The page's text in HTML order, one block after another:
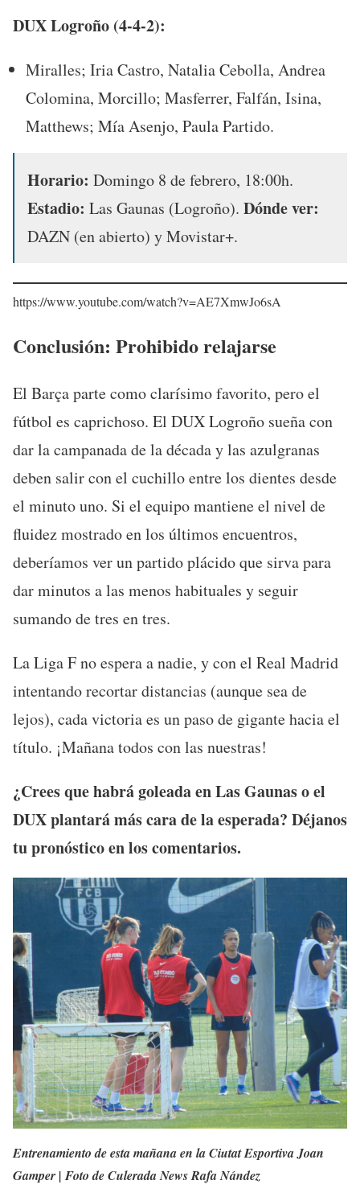
DUX Logroño (4-4-2):
Miralles; Iria Castro, Natalia Cebolla, Andrea
Colomina, Morcillo; Masferrer, Falfán, Isina,
Matthews; Mía Asenjo, Paula Partido.
Horario: Domingo 8 de febrero, 18:00h.
Estadio: Las Gaunas (Logroño). Dónde ver:
DAZN (en abierto) y Movistar+.
https://www.youtube.com/watch?v=AE7XmwJo6sA
Conclusión: Prohibido relajarse
El Barça parte como clarísimo favorito, pero el
fútbol es caprichoso. El DUX Logroño sueña con
dar la campanada de la década y las azulgranas
deben salir con el cuchillo entre los dientes desde
el minuto uno. Si el equipo mantiene el nivel de
fluidez mostrado en los últimos encuentros,
deberíamos ver un partido plácido que sirva para
dar minutos a las menos habituales y seguir
sumando de tres en tres.
La Liga F no espera a nadie, y con el Real Madrid
intentando recortar distancias (aunque sea de
lejos), cada victoria es un paso de gigante hacia el
título. ¡Mañana todos con las nuestras!
¿Crees que habrá goleada en Las Gaunas o el
DUX plantará más cara de la esperada? Déjanos
tu pronóstico en los comentarios.
Entrenamiento de esta mañana en la Ciutat Esportiva Joan
Gamper | Foto de Culerada News Rafa Nández